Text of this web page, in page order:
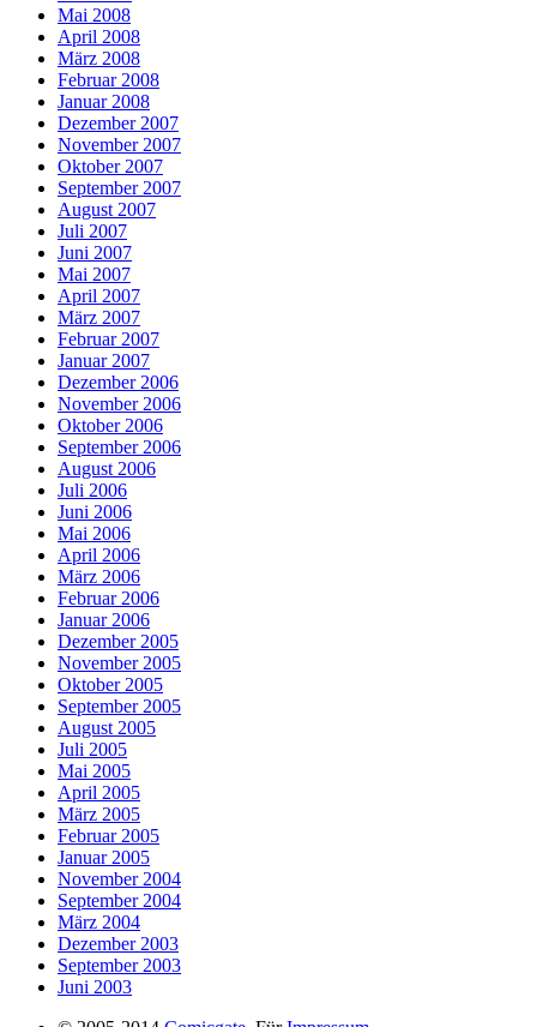
Mai 2008
April 2008
März 2008
Februar 2008
Januar 2008
Dezember 2007
November 2007
Oktober 2007
September 2007
August 2007
Juli 2007
Juni 2007
Mai 2007
April 2007
März 2007
Februar 2007
Januar 2007
Dezember 2006
November 2006
Oktober 2006
September 2006
August 2006
Juli 2006
Juni 2006
Mai 2006
April 2006
März 2006
Februar 2006
Januar 2006
Dezember 2005
November 2005
Oktober 2005
September 2005
August 2005
Juli 2005
Mai 2005
April 2005
März 2005
Februar 2005
Januar 2005
November 2004
September 2004
März 2004
Dezember 2003
September 2003
Juni 2003